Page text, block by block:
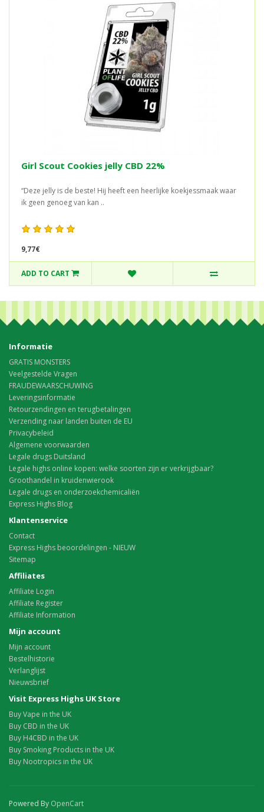
Girl Scout Cookies jelly CBD 22%
“Deze jelly is de beste! Hij heeft een heerlijke koekjessmaak waar
ik geen genoeg van kan ..
9,77€
ADD TO CART
Informatie
GRATIS MONSTERS
Veelgestelde Vragen
FRAUDEWAARSCHUWING
Leveringsinformatie
Retourzendingen en terugbetalingen
Verzending naar landen buiten de EU
Privacybeleid
Algemene voorwaarden
Legale drugs Duitsland
Legale highs online kopen: welke soorten zijn er verkrijgbaar?
Groothandel in kruidenwierook
Legale drugs en onderzoekchemicaliën
Express Highs Blog
Klantenservice
Contact
Express Highs beoordelingen - NIEUW
Sitemap
Affiliates
Affiliate Login
Affiliate Register
Affiliate Information
Mijn account
Mijn account
Bestelhistorie
Verlanglijst
Nieuwsbrief
Visit Express Highs UK Store
Buy Vape in the UK
Buy CBD in the UK
Buy H4CBD in the UK
Buy Smoking Products in the UK
Buy Nootropics in the UK
Powered By OpenCart